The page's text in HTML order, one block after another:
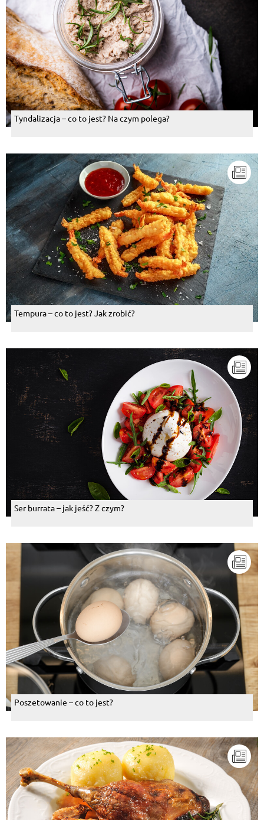
Tyndalizacja – co to jest? Na czym polega?
Tempura – co to jest? Jak zrobić?
Ser burrata – jak jeść? Z czym?
Poszetowanie – co to jest?